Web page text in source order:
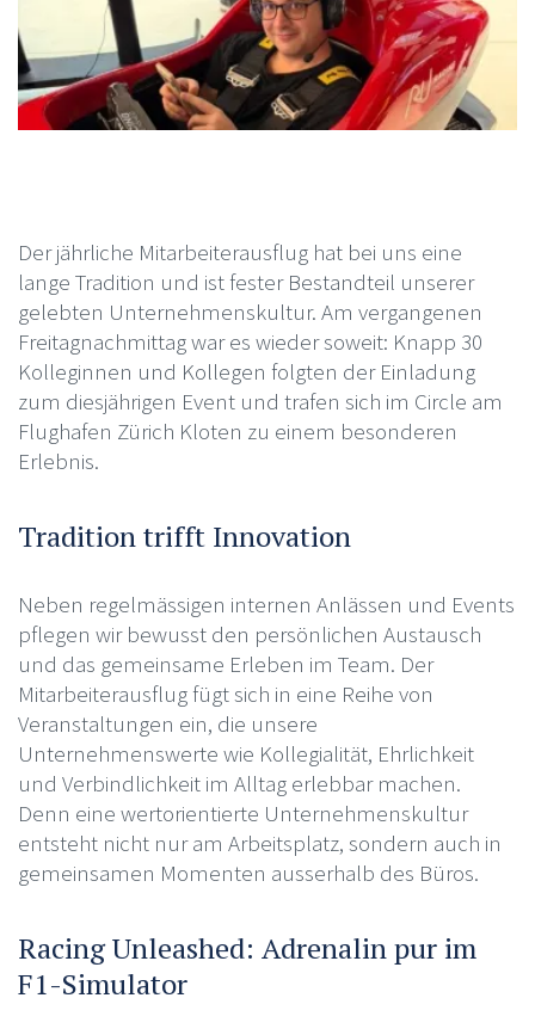
Der jährliche Mitarbeiterausflug hat bei uns eine
lange Tradition und ist fester Bestandteil unserer
gelebten Unternehmenskultur. Am vergangenen
Freitagnachmittag war es wieder soweit: Knapp 30
Kolleginnen und Kollegen folgten der Einladung
zum diesjährigen Event und trafen sich im Circle am
Flughafen Zürich Kloten zu einem besonderen
Erlebnis.
Tradition trifft Innovation
Neben regelmässigen internen Anlässen und Events
pflegen wir bewusst den persönlichen Austausch
und das gemeinsame Erleben im Team. Der
Mitarbeiterausflug fügt sich in eine Reihe von
Veranstaltungen ein, die unsere
Unternehmenswerte wie Kollegialität, Ehrlichkeit
und Verbindlichkeit im Alltag erlebbar machen.
Denn eine wertorientierte Unternehmenskultur
entsteht nicht nur am Arbeitsplatz, sondern auch in
gemeinsamen Momenten ausserhalb des Büros.
Racing Unleashed: Adrenalin pur im
F1-Simulator